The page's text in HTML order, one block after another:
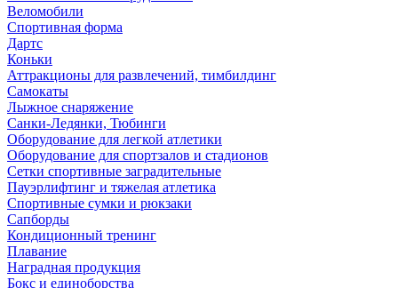
Веломобили
Спортивная форма
Дартс
Коньки
Аттракционы для развлечений, тимбилдинг
Самокаты
Лыжное снаряжение
Санки-Ледянки, Тюбинги
Оборудование для легкой атлетики
Оборудование для спортзалов и стадионов
Сетки спортивные заградительные
Пауэрлифтинг и тяжелая атлетика
Спортивные сумки и рюкзаки
Сапборды
Кондиционный тренинг
Плавание
Наградная продукция
Бокс и единоборства